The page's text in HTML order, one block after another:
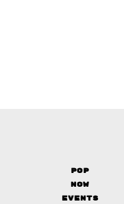
Pop
Now
Events